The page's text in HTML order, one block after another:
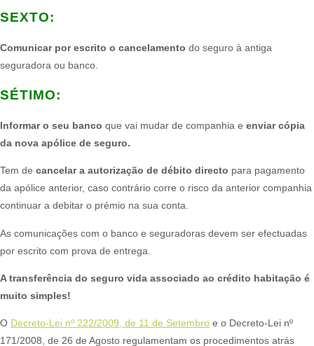
SEXTO:​
Comunicar por escrito o cancelamento do seguro à antiga
seguradora ou banco.​
SÉTIMO:​
Informar o seu banco que vai mudar de companhia e enviar cópia
da nova apólice de seguro.
Tem de cancelar a autorização de débito directo para pagamento
da apólice anterior, caso contrário corre o risco da anterior companhia
continuar a debitar o prémio na sua conta.​
As comunicações com o banco e seguradoras devem ser efectuadas
por escrito com prova de entrega.​
A transferência do seguro vida associado ao crédito habitação é
muito simples!
O Decreto-Lei nº 222/2009, de 11 de Setembro e o Decreto-Lei nº
171/2008, de 26 de Agosto regulamentam os procedimentos atrás